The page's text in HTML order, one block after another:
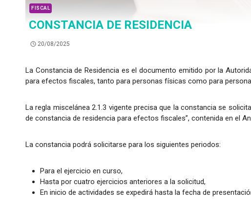
FISCAL
CONSTANCIA DE RESIDENCIA
20/08/2025
La Constancia de Residencia es el documento emitido por la
para efectos fiscales, tanto para personas físicas como para
La regla miscelánea 2.1.3 vigente precisa que la constancia se
de constancia de residencia para efectos fiscales”, contenida en el
La constancia podrá solicitarse para los siguientes periodos:
Para el ejercicio en curso,
Hasta por cuatro ejercicios anteriores a la solicitud,
En inicio de actividades se expedirá hasta la fecha de